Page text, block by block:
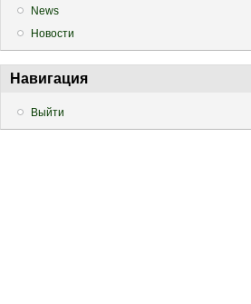
News
Новости
Навигация
Выйти